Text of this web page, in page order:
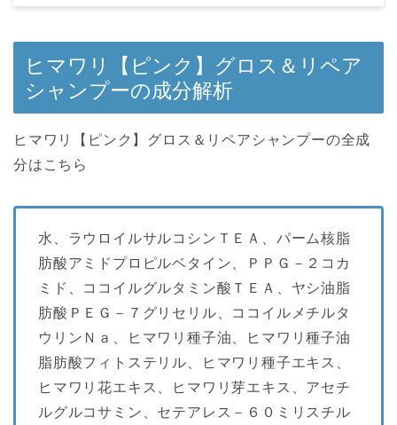
ヒマワリ【ピンク】グロス＆リペア
シャンプーの成分解析
ヒマワリ【ピンク】グロス＆リペアシャンプーの全成
分はこちら
水、ラウロイルサルコシンＴＥＡ、パーム核脂
肪酸アミドプロピルベタイン、ＰＰＧ－２コカ
ミド、ココイルグルタミン酸ＴＥＡ、ヤシ油脂
肪酸ＰＥＧ－７グリセリル、ココイルメチルタ
ウリンＮａ、ヒマワリ種子油、ヒマワリ種子油
脂肪酸フィトステリル、ヒマワリ種子エキス、
ヒマワリ花エキス、ヒマワリ芽エキス、アセチ
ルグルコサミン、セテアレス－６０ミリスチル